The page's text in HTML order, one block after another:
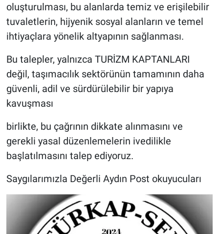
oluşturulması, bu alanlarda temiz ve erişilebilir
tuvaletlerin, hijyenik sosyal alanların ve temel
ihtiyaçlara yönelik altyapının sağlanması.
Bu talepler, yalnızca TURİZM KAPTANLARI
değil, taşımacılık sektörünün tamamının daha
güvenli, adil ve sürdürülebilir bir yapıya
kavuşması
birlikte, bu çağrının dikkate alınmasını ve
gerekli yasal düzenlemelerin ivedilikle
başlatılmasını talep ediyoruz.
Saygılarımızla Değerli Aydın Post okuyucuları